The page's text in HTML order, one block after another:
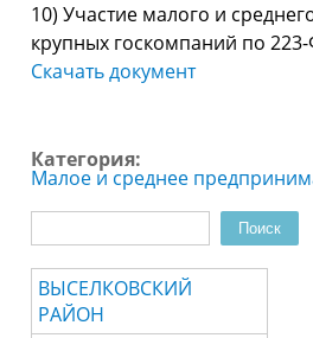
10) Участие малого и
крупных госкомпаний по
Скачать документ
Категория:
Малое и среднее
Поиск
ВЫСЕЛКОВСКИЙ
РАЙОН